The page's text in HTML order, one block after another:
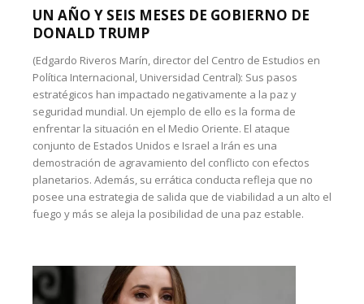
UN AÑO Y SEIS MESES DE GOBIERNO DE
DONALD TRUMP
(Edgardo Riveros Marín, director del Centro de Estudios en
Política Internacional, Universidad Central): Sus pasos
estratégicos han impactado negativamente a la paz y
seguridad mundial. Un ejemplo de ello es la forma de
enfrentar la situación en el Medio Oriente. El ataque
conjunto de Estados Unidos e Israel a Irán es una
demostración de agravamiento del conflicto con efectos
planetarios. Además, su errática conducta refleja que no
posee una estrategia de salida que de viabilidad a un alto el
fuego y más se aleja la posibilidad de una paz estable.